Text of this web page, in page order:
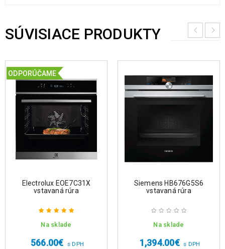
SÚVISIACE PRODUKTY
ODPORÚČAME
Electrolux EOE7C31X
vstavaná rúra
Hodnotenie
Na sklade
566.00€ s DPH
Siemens HB676G5S6
vstavaná rúra
Na sklade
1,394.00€ s DPH